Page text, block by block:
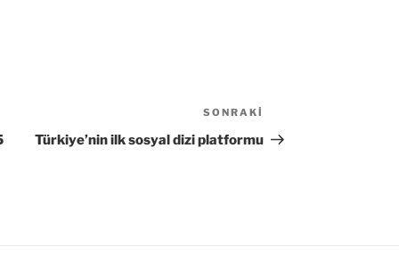
Yazı
SONRAKI
Türkiye’nin ilk sosyal dizi platformu